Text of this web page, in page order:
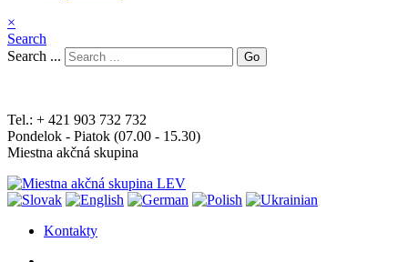
×
Search
Search ...
Go
Tel.: + 421 903 732 732
Pondelok - Piatok (07.00 - 15.30)
Miestna akčná skupina
Kontakty